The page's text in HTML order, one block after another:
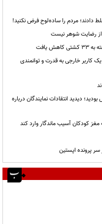
دادند؛ مردم را ساده‌لوح فرض نکنید!
از رضایت شوهر نیست
یافت
یک کاربر خارجی به قدرت و توانمندی
دیدید انتقادات نمایندگان درباره
کودکان آسیب ماندگار وارد کند
پرونده اپستین